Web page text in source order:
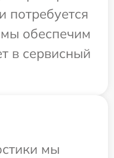
потребуется
обеспечим
в сервисный
мы